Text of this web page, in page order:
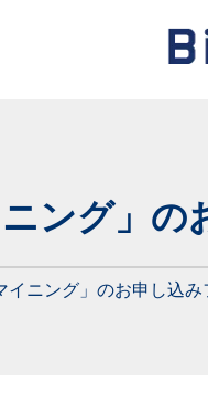
ング」の
ニング」のお申し込み